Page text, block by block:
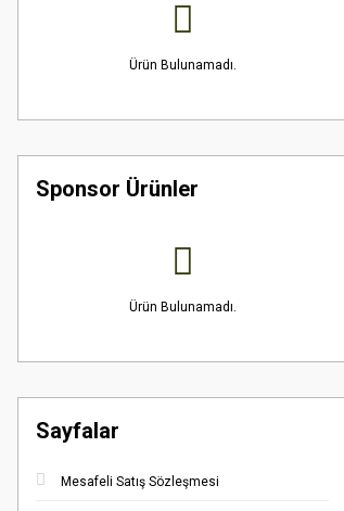
Ürün Bulunamadı.
Sponsor Ürünler
Ürün Bulunamadı.
Sayfalar
Mesafeli Satış Sözleşmesi